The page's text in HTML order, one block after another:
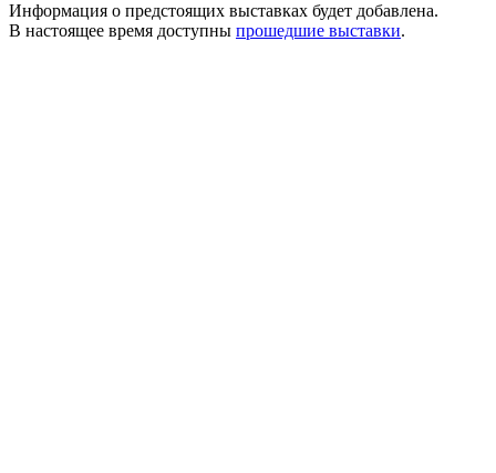
Информация о предстоящих выставках будет добавлена.
В настоящее время доступны прошедшие выставки.